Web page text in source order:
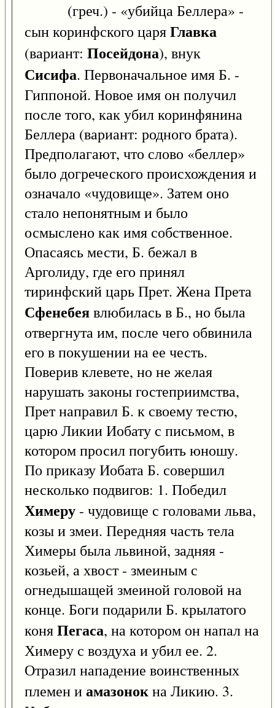
(греч.) - «убийца Беллера» -
сын коринфского царяГлавка
(вариант: Посейдона), внук
Сисифа. Первоначальное имя Б. -
Гиппоной. Новое имя он получил
после того, как убил коринфянина
Беллера (вариант: родного брата).
Предполагают, что слово «беллер»
было догреческого происхождения и
означало «чудовище». Затем оно
стало непонятным и было
осмыслено как имя собственное.
Опасаясь мести, Б. бежал в
Арголиду, где его принял
тиринфский царь Прет. Жена Прета
Сфенебеявлюбилась в Б., но была
отвергнута им, после чего обвинила
его в покушении на ее честь.
Поверив клевете, но не желая
нарушать законы гостеприимства,
Прет направил Б. к своему тестю,
царю Ликии Иобату с письмом, в
котором просил погубить юношу.
По приказу Иобата Б. совершил
несколько подвигов: 1. Победил
Химеру - чудовище с головами льва,
козы и змеи. Передняя часть тела
Химеры была львиной, задняя -
козьей, а хвост - змеиным с
огнедышащей змеиной головой на
конце. Боги подарили Б. крылатого
коняПегаса, на котором он напал на
Химеру с воздуха и убил ее. 2.
Отразил нападение воинственных
племен иамазонокна Ликию. 3.